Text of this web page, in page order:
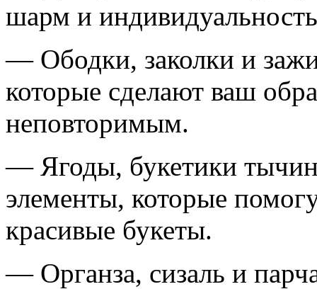
шарм и
— Ободки, заколки и
которые сделают ваш
неповторимым.
— Ягоды, букетики
элементы, которые
красивые букеты.
— Органза, сизаль и